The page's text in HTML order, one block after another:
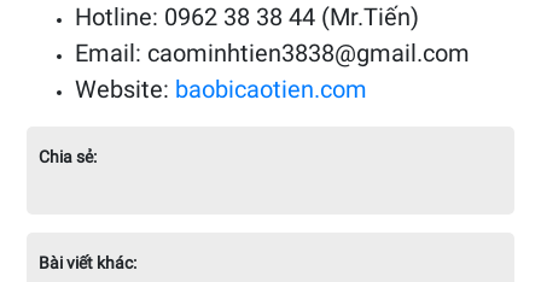
Hotline: 0962 38 38 44 (Mr.Tiến)
Email: caominhtien3838@gmail.com
Website: baobicaotien.com
Chia sẻ:
Bài viết khác: